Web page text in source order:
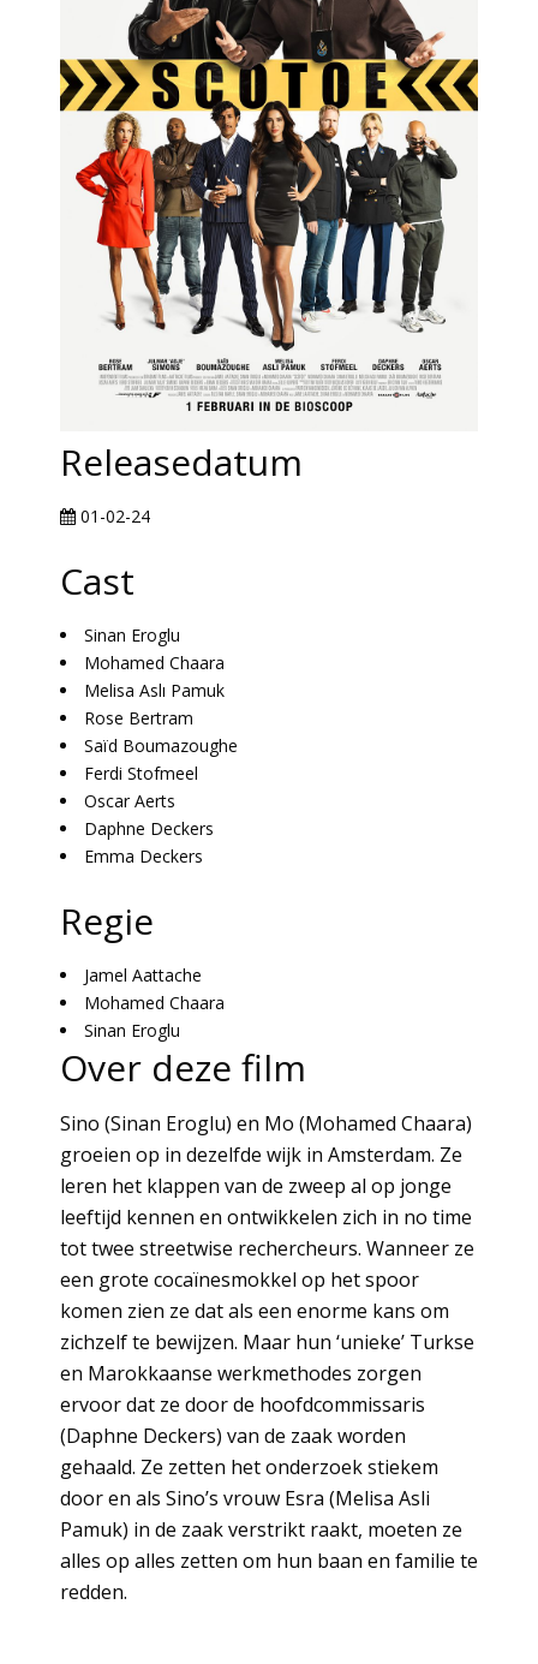
Releasedatum
01-02-24
Cast
Sinan Eroglu
Mohamed Chaara
Melisa Aslı Pamuk
Rose Bertram
Saïd Boumazoughe
Ferdi Stofmeel
Oscar Aerts
Daphne Deckers
Emma Deckers
Regie
Jamel Aattache
Mohamed Chaara
Sinan Eroglu
Over deze film
Sino (Sinan Eroglu) en Mo (Mohamed Chaara)
groeien op in dezelfde wijk in Amsterdam. Ze
leren het klappen van de zweep al op jonge
leeftijd kennen en ontwikkelen zich in no time
tot twee streetwise rechercheurs. Wanneer ze
een grote cocaïnesmokkel op het spoor
komen zien ze dat als een enorme kans om
zichzelf te bewijzen. Maar hun ‘unieke’ Turkse
en Marokkaanse werkmethodes zorgen
ervoor dat ze door de hoofdcommissaris
(Daphne Deckers) van de zaak worden
gehaald. Ze zetten het onderzoek stiekem
door en als Sino’s vrouw Esra (Melisa Asli
Pamuk) in de zaak verstrikt raakt, moeten ze
alles op alles zetten om hun baan en familie te
redden.